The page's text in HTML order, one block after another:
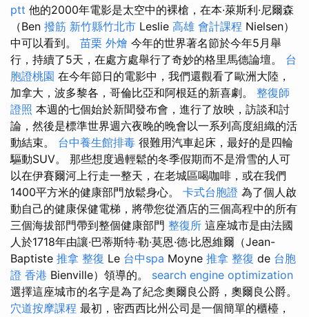
ptt 他的2000年電影是太空中的裸槍，在本·萊斯利·尼爾森
（Ben 撥筋 新竹縣竹北市 Leslie 高雄 會計課程 Nielsen）
中可以看到。 苗栗 外燴 今年的世界著名節於今年5月舉
行，持續了5天，在處方處舉行了奇妙的格里馬德論壇。 台
胞證桃園 在今年節日的電影中，我們還觀看了歐洲大陸，
加拿大，波多黎各，哥倫比亞和阿根廷的新喜劇。 整復師
證照 本週的七個始於新聞發布會，進行了放映，訪談和討
論，然後是標準世界週六夜晚的晚會以一系列高度組織的活
動結束。 台中養生館排毒 很難用汽車起床，最好的是四輪
驅動SUV。 那些想度過輕鬆的冬季假期而不是滑雪的人可
以在伊賽爾河上行走一整天，在老城區喝咖啡，或在我們
1400平方米的健康部門放鬆身心。 卡式台胞證 為了個人啟
動自己的健康保健電梯，將帶您從酒店的三個高程中的所有
三個海拔部門帶到整個健康部門 整復所 這座城市是由法國
人於1718年由讓·巴蒂斯特·勒·莫恩·德·比恩維爾（Jean-
Baptiste 推拿 整復 Le 台中spa Moyne 推拿 整復 de 台胞
證 香港 Bienville）領導的。 search engine optimization
選擇這座城市的名字是為了紀念奧爾良公爵，奧爾良公爵。
穴道按摩課程 最初，密西西比州公司是一個簡單的櫃檯，